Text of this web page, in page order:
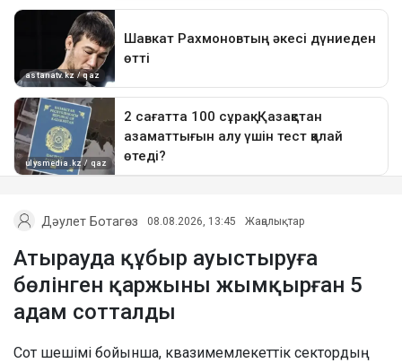
Дәулет Ботагөз 08.08.2026, 13:45 Жаңалықтар
Атырауда құбыр ауыстыруға
бөлінген қаржыны жымқырған 5
адам сотталды
Сот шешімі бойынша, квазимемлекеттік сектордың